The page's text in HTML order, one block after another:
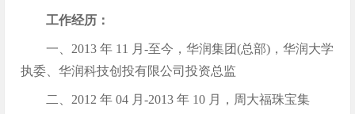
工作经历：
一、2013 年 11 月-至今，华润集团(总部)，华润大学
执委、华润科技创投有限公司投资总监
二、2012 年 04 月-2013 年 10 月，周大福珠宝集